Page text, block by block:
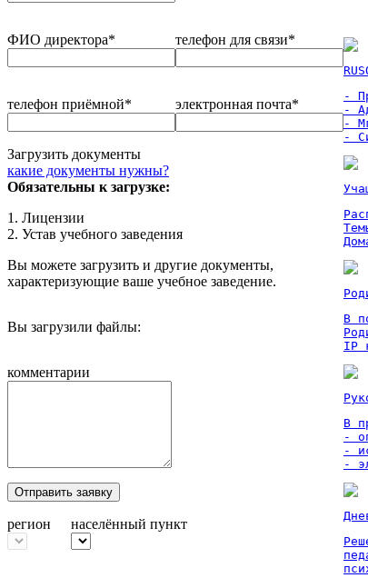
ФИО директора* телефон для связи*
телефон приёмной* электронная почта*
Загрузить документы
какие документы нужны?
Обязательны к загрузке:
1. Лицензии
2. Устав учебного заведения
Вы можете загрузить и другие документы,
характеризующие ваше учебное заведение.
Вы загрузили файлы:
комментарии
Отправить заявку
регион населённый пункт
-
-
-
-
В
IP
В
-
-
-